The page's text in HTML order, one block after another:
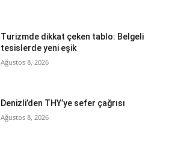
Turizmde dikkat çeken tablo: Belgeli
tesislerde yeni eşik
Ağustos 8, 2026
Denizli’den THY’ye sefer çağrısı
Ağustos 8, 2026